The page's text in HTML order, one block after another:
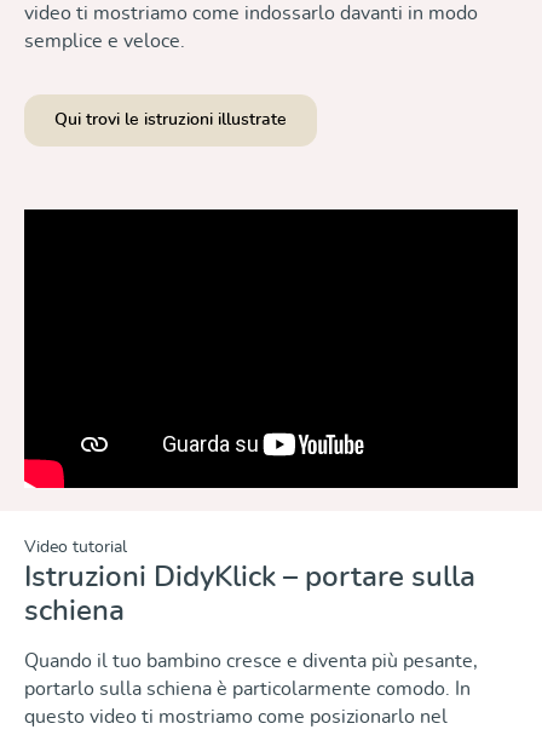
video ti mostriamo come indossarlo davanti in modo
semplice e veloce.
Qui trovi le istruzioni illustrate
Video tutorial
Istruzioni DidyKlick – portare sulla
schiena
Quando il tuo bambino cresce e diventa più pesante,
portarlo sulla schiena è particolarmente comodo. In
questo video ti mostriamo come posizionarlo nel